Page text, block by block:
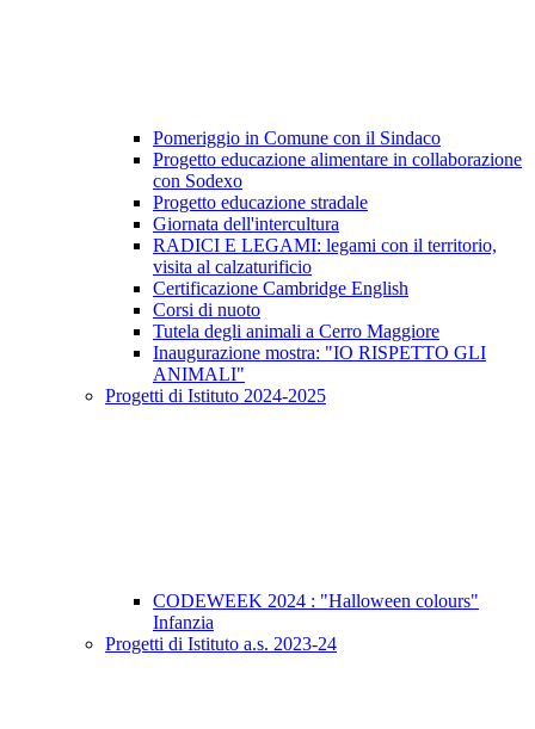
Pomeriggio in Comune con il Sindaco
Progetto educazione alimentare in collaborazione
con Sodexo
Progetto educazione stradale
Giornata dell'intercultura
RADICI E LEGAMI: legami con il territorio,
visita al calzaturificio
Certificazione Cambridge English
Corsi di nuoto
Tutela degli animali a Cerro Maggiore
Inaugurazione mostra: "IO RISPETTO GLI
ANIMALI"
Progetti di Istituto 2024-2025
CODEWEEK 2024 : "Halloween colours"
Infanzia
Progetti di Istituto a.s. 2023-24